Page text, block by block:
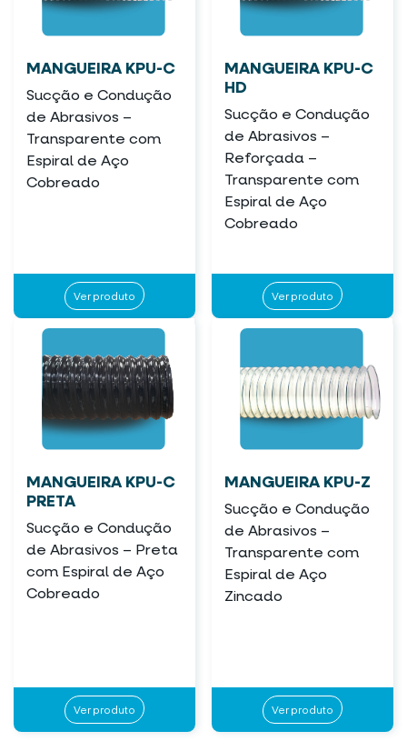
MANGUEIRA KPU-C
Sucção e Condução
de Abrasivos –
Transparente com
Espiral de Aço
Cobreado
Ver produto
MANGUEIRA KPU-C
HD
Sucção e Condução
de Abrasivos –
Reforçada –
Transparente com
Espiral de Aço
Cobreado
Ver produto
MANGUEIRA KPU-C
PRETA
Sucção e Condução
de Abrasivos – Preta
com Espiral de Aço
Cobreado
Ver produto
MANGUEIRA KPU-Z
Sucção e Condução
de Abrasivos –
Transparente com
Espiral de Aço
Zincado
Ver produto